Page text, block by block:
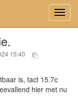
15:40
is, tact 15.7c
hier met nu